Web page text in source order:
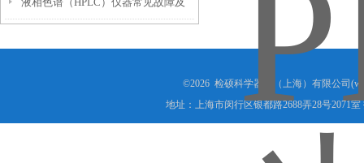
©2026 检硕科学器材（上海）有限公司
地址：上海市闵行区银都路2688弄28号2071